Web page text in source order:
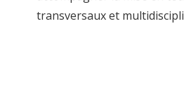
transversaux et